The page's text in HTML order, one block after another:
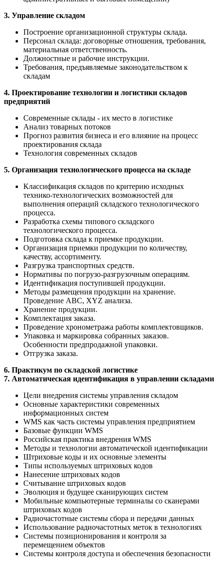
3. Управление складом
Построение организационной структуры склада.
Персонал склада: договорные отношения, требования,
материальная ответственность.
Должностные и рабочие инструкции.
Требования, предъявляемые законодательством к
складам
4. Проектирование технологии и логистики складов
предприятий
Современные склады - их место в логистике
Анализ товарных потоков
Прогноз развития бизнеса и его влияние на процесс
проектирования склада
Технология современных складов
5. Организация технологического процесса на складе
Классификация складов по критерию исходных
технико-технологических возможностей для
выполнения операций складского технологического
процесса.
Разработка схемы типового складского
технологического процесса.
Подготовка склада к приемке продукции.
Организация приемки продукции по количеству,
качеству, ассортименту.
Разгрузка транспортных средств.
Нормативы по погрузо-разгрузочным операциям.
Идентификация поступившей продукции.
Методы размещения продукции на хранение.
Проведение АВС, XYZ анализа.
Хранение продукции.
Комплектация заказа.
Проведение хронометража работы комплектовщиков.
Упаковка и маркировка собранных заказов.
Особенности предпродажной упаковки.
Отгрузка заказа.
6. Практикум по складской логистике
7. Автоматическая идентификация в управлении складами
Цели внедрения системы управления складом
Основные характеристики современных
информационных систем
WMS как часть системы управления предприятием
Базовые функции WMS
Российская практика внедрения WMS
Методы и технологии автоматической идентификации
Штриховые коды и их основные элементы
Типы используемых штриховых кодов
Нанесение штриховых кодов
Считывание штриховых кодов
Эволюция и будущее сканирующих систем
Мобильные компьютерные терминалы со сканерами
штриховых кодов
Радиочастотные системы сбора и передачи данных
Использование радиочастотных меток в технологиях
Системы позиционирования и контроля за
перемещением объектов
Системы контроля доступа и обеспечения безопасности